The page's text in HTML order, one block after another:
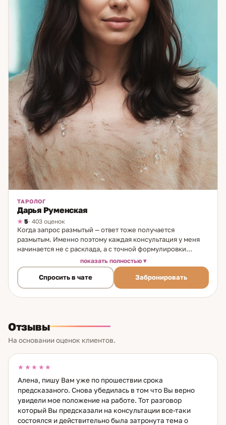
ТАРОЛОГ
Дарья Руменская
5· 403 оценок
Когда запрос размытый — ответ тоже получается
размытым. Именно поэтому каждая консультация у меня
начинается не с расклада, а с точной формулировки
вопроса. Я таролог, в практике 9 лет. Начала в 15 лет — с
первой колоды, с первых раскладов для себя и близких.
Через несколько лет появился наставник, который помог
структурировать подход. Как работаю: после точной
постановки вопроса делаю расклад и объясняю не только
— разбор с механикой. Темы: отношения и намерения
смена направления; финансы; важные жизненные
решения. Из практики: клиент обратился с вопросом о
намерениях партнёрши — расклад выявил меркантильные
клиентка после консультации о смене работы получила
именно тот результат, который показал расклад: успех на
новом месте. Карты показывают то, что уже в движении.
Выбор всегда за вами.
показать полностью
Спросить в чате Забронировать
Отзывы
На основании оценок клиентов.
★★★★★
Алена, пишу Вам уже по прошествии срока
предсказаного. Снова убедилась в том что Вы верно
увидели мое положение на работе. Тот разговор
который Вы предсказали на консультации все-таки
состоялся и действительно была затронута тема о